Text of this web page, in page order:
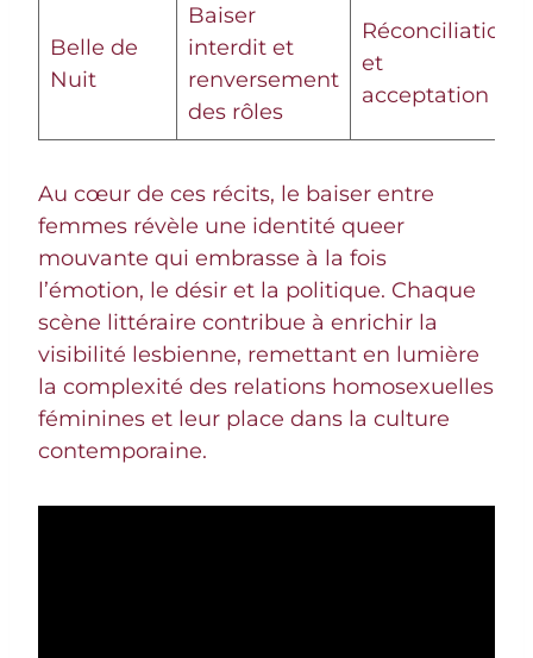
Belle de
Nuit
Baiser
interdit et
renversement
des rôles
Réconciliation
et
acceptation
Au cœur de ces récits, le baiser entre
femmes révèle une identité queer
mouvante qui embrasse à la fois
l’émotion, le désir et la politique. Chaque
scène littéraire contribue à enrichir la
visibilité lesbienne, remettant en lumière
la complexité des relations homosexuelles
féminines et leur place dans la culture
contemporaine.